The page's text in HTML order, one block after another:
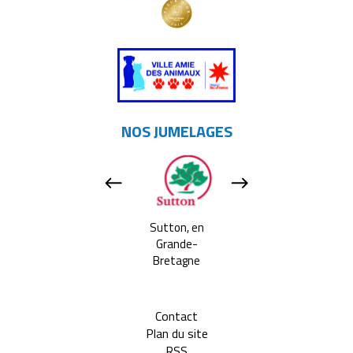
NOS JUMELAGES
Sutton, en
Grande-
Bretagne
Contact
Plan du site